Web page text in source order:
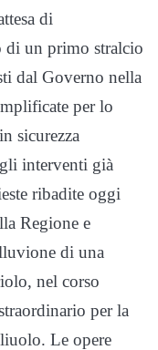
di
di un primo stralcio
dal Governo nella
per lo
sicurezza
interventi già
ribadite oggi
Regione e
di una
nel corso
per la
Le opere